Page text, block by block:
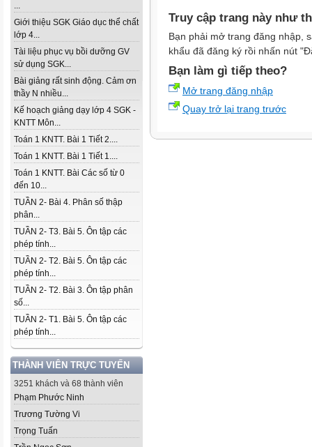
...
Giới thiệu SGK Giáo dục thể chất
lớp 4...
Tài liệu phục vụ bồi dưỡng GV
sử dụng SGK...
Bài giảng rất sinh động. Cảm ơn
thầy N nhiều...
Kế hoạch giảng dạy lớp 4 SGK -
KNTT Môn...
Toán 1 KNTT. Bài 1 Tiết 2....
Toán 1 KNTT. Bài 1 Tiết 1....
Toán 1 KNTT. Bài Các số từ 0
đến 10...
TUẦN 2- Bài 4. Phân số thập
phân...
TUẦN 2- T3. Bài 5. Ôn tập các
phép tính...
TUẦN 2- T2. Bài 5. Ôn tập các
phép tính...
TUẦN 2- T2. Bài 3. Ôn tập phân
số...
TUẦN 2- T1. Bài 5. Ôn tập các
phép tính...
THÀNH VIÊN TRỰC TUYẾN
3251 khách và 68 thành viên
Phạm Phước Ninh
Trương Tường Vi
Trọng Tuấn
Truy cập trang này như
Bạn phải mở trang đăng nhập,
khẩu đã đăng ký rồi nhấn nút
Bạn làm gì tiếp theo?
Mở trang đăng nhập
Quay trở lại trang trước